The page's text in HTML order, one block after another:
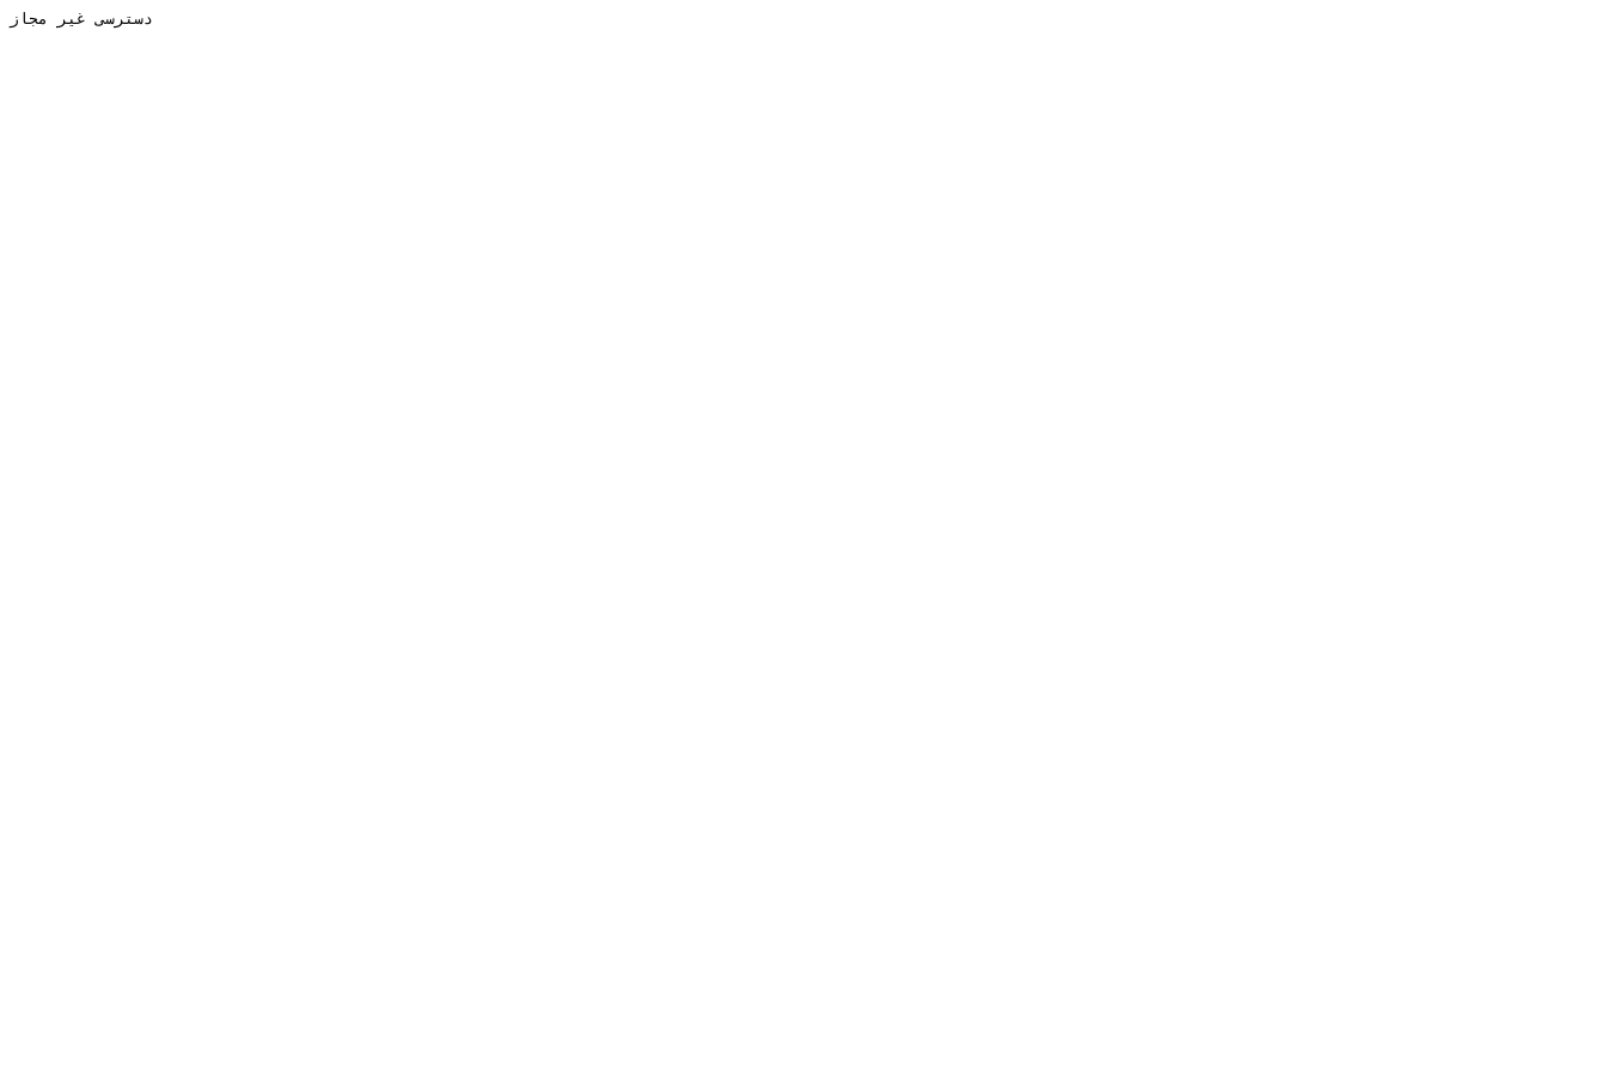
دسترسی غیر مجاز